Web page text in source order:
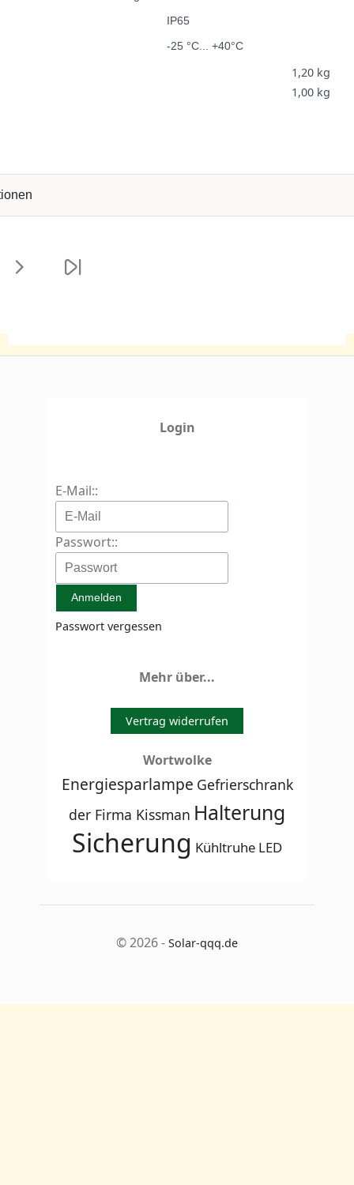
IP65
-25 °C... +40°C
1,20 kg
1,00 kg
Login
E-Mail::
Passwort::
Passwort vergessen
Mehr über...
Vertrag widerrufen
Wortwolke
Energiesparlampe Gefrierschrank
der Firma Kissman Halterung
Sicherung Kühltruhe LED
© 2026 - Solar-qqq.de